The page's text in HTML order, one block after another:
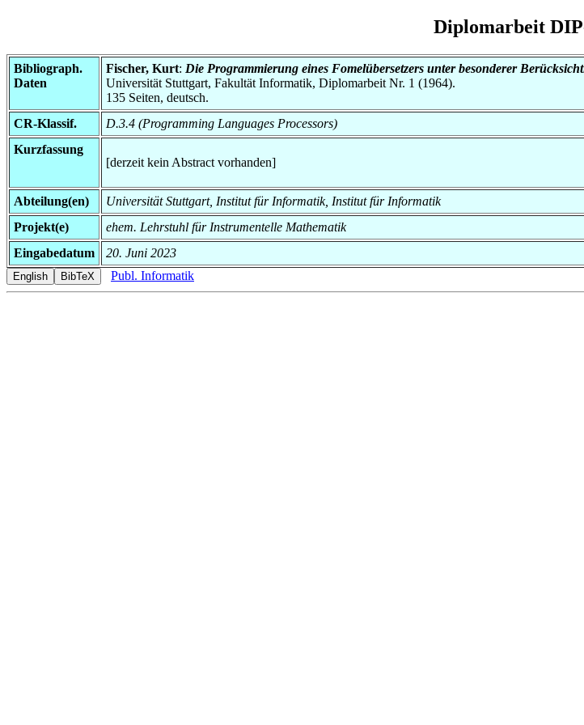
Diplomarbeit
Bibliograph.
Daten
Fischer, Kurt: Die Programmierung eines Fomelübersetzers unter besonderer
Universität Stuttgart, Fakultät Informatik, Diplomarbeit Nr. 1 (1964).
135 Seiten, deutsch.
CR-Klassif.
D.3.4 (Programming Languages Processors)
Kurzfassung
[derzeit kein Abstract vorhanden]
Abteilung(en)
Universität Stuttgart, Institut für Informatik, Institut für Informatik
Projekt(e)
ehem. Lehrstuhl für Instrumentelle Mathematik
Eingabedatum
20. Juni 2023
Publ. Informatik